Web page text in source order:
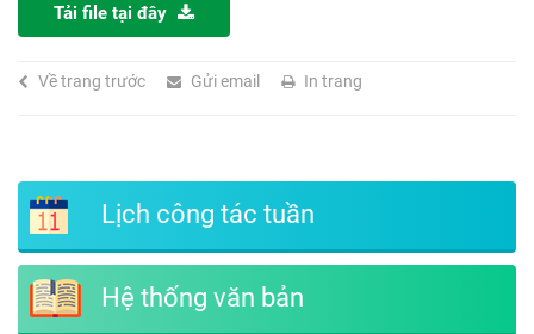
Tải file tại đây
Về trang trước Gửi email In trang
Lịch công tác tuần
Hệ thống văn bản